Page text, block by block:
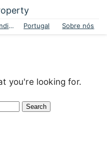
Empreendimentos Portugal Sobre nós
you're looking for.